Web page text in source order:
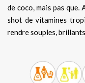
de coco, mais pas que.
shot de vitamines
rendre souples,